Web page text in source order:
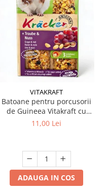
VITAKRAFT
Batoane pentru porcusorii
de Guineea Vitakraft cu
struguri & nuci 2 buc
11,00 Lei
ADAUGA IN COS